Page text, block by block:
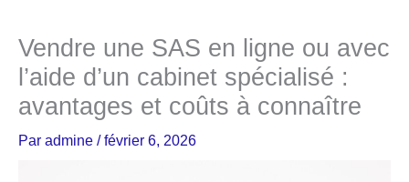
Vendre une SAS en ligne ou avec
l’aide d’un cabinet spécialisé :
avantages et coûts à connaître
Par admine /février 6, 2026